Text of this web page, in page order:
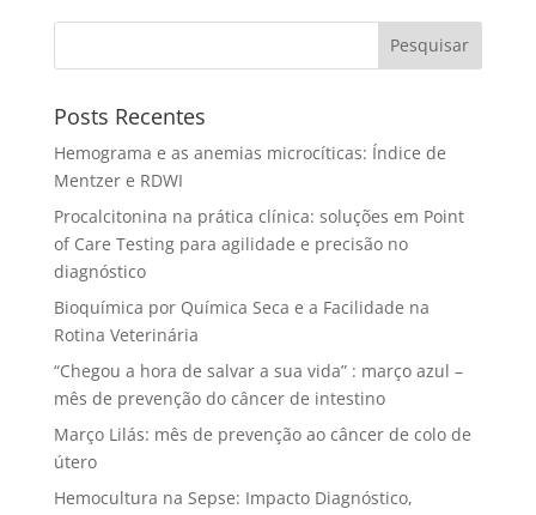
Pesquisar
Posts Recentes
Hemograma e as anemias microcíticas: Índice de
Mentzer e RDWI
Procalcitonina na prática clínica: soluções em Point
of Care Testing para agilidade e precisão no
diagnóstico
Bioquímica por Química Seca e a Facilidade na
Rotina Veterinária
“Chegou a hora de salvar a sua vida” : março azul –
mês de prevenção do câncer de intestino
Março Lilás: mês de prevenção ao câncer de colo de
útero
Hemocultura na Sepse: Impacto Diagnóstico,